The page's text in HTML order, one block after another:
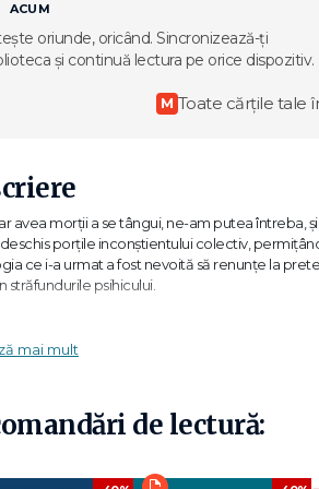
ACUM
oriunde, oricând. Sincronizează-ți
și continuă lectura pe orice dispozitiv.
M Toate cărțile tale
avea morţii a se tângui, ne-am putea întreba,
porţile inconştientului colectiv,
ce i-a urmat a fost nevoită să renunţe la
străfundurile psihicului.
artă şi psihologie, la care James Hillman şi
(1926-2011), psiholog american, a
mai mult
de lectură: